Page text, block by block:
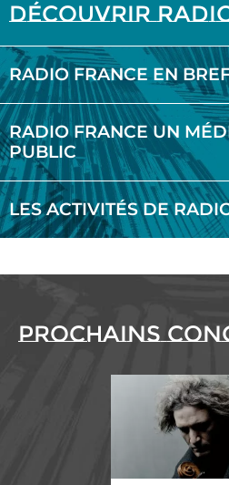
Découvrir
RADIO FRANCE EN
RADIO FRANCE UN
PUBLIC
LES ACTIVITÉS DE
Prochains